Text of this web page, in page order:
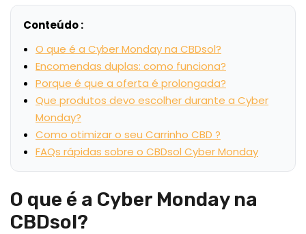
Conteúdo :
O que é a Cyber Monday na CBDsol?
Encomendas duplas: como funciona?
Porque é que a oferta é prolongada?
Que produtos devo escolher durante a Cyber
Monday?
Como otimizar o seu Carrinho CBD ?
FAQs rápidas sobre o CBDsol Cyber Monday
O que é a Cyber Monday na
CBDsol?